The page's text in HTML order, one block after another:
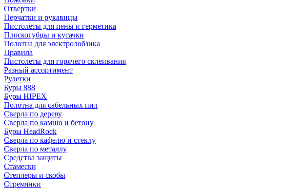
Отвертки
Перчатки и рукавицы
Пистолеты для пены и герметика
Плоскогубцы и кусачки
Полотна для электролобзика
Правила
Пистолеты для горячего склеивания
Разный ассортимент
Рулетки
Буры 888
Буры HIPEX
Полотна для сабельных пил
Сверла по дереву
Сверла по камню и бетону
Буры HeadRock
Сверла по кафелю и стеклу
Сверла по металлу
Средства защиты
Стамески
Степлеры и скобы
Стремянки